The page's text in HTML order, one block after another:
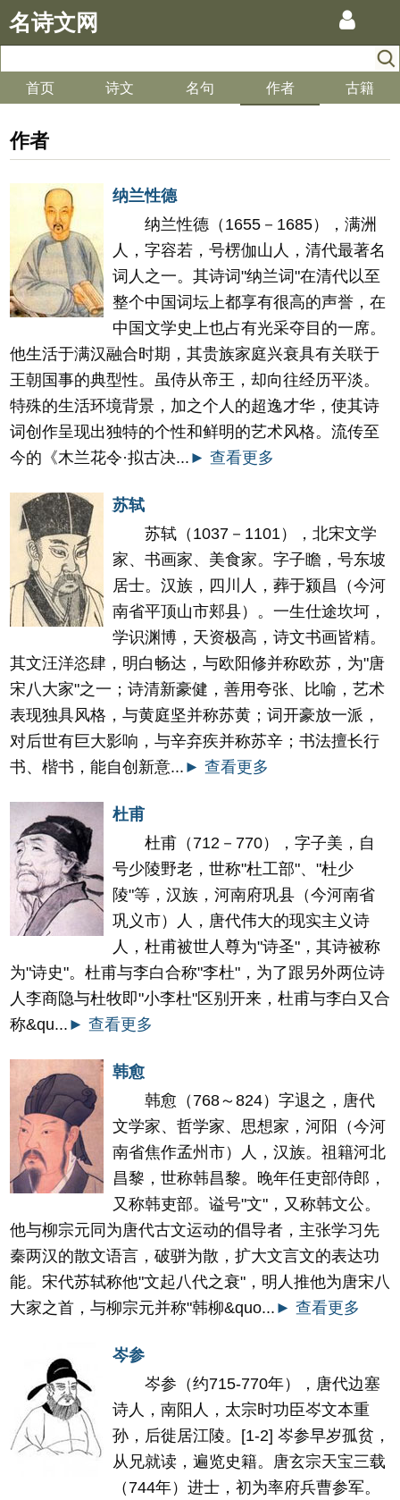
名诗文网
首页 诗文 名句 作者 古籍
作者
纳兰性德
纳兰性德（1655－1685），满洲
人，字容若，号楞伽山人，清代最著名
词人之一。其诗词"纳兰词"在清代以至
整个中国词坛上都享有很高的声誉，在
中国文学史上也占有光采夺目的一席。
他生活于满汉融合时期，其贵族家庭兴衰具有关联于
王朝国事的典型性。虽侍从帝王，却向往经历平淡。
特殊的生活环境背景，加之个人的超逸才华，使其诗
词创作呈现出独特的个性和鲜明的艺术风格。流传至
今的《木兰花令·拟古决... ► 查看更多
苏轼
苏轼（1037－1101），北宋文学
家、书画家、美食家。字子瞻，号东坡
居士。汉族，四川人，葬于颍昌（今河
南省平顶山市郏县）。一生仕途坎坷，
学识渊博，天资极高，诗文书画皆精。
其文汪洋恣肆，明白畅达，与欧阳修并称欧苏，为"唐
宋八大家"之一；诗清新豪健，善用夸张、比喻，艺术
表现独具风格，与黄庭坚并称苏黄；词开豪放一派，
对后世有巨大影响，与辛弃疾并称苏辛；书法擅长行
书、楷书，能自创新意... ► 查看更多
杜甫
杜甫（712－770），字子美，自
号少陵野老，世称"杜工部"、"杜少
陵"等，汉族，河南府巩县（今河南省
巩义市）人，唐代伟大的现实主义诗
人，杜甫被世人尊为"诗圣"，其诗被称
为"诗史"。杜甫与李白合称"李杜"，为了跟另外两位诗
人李商隐与杜牧即"小李杜"区别开来，杜甫与李白又合
称&qu... ► 查看更多
韩愈
韩愈（768～824）字退之，唐代
文学家、哲学家、思想家，河阳（今河
南省焦作孟州市）人，汉族。祖籍河北
昌黎，世称韩昌黎。晚年任吏部侍郎，
又称韩吏部。谥号"文"，又称韩文公。
他与柳宗元同为唐代古文运动的倡导者，主张学习先
秦两汉的散文语言，破骈为散，扩大文言文的表达功
能。宋代苏轼称他"文起八代之衰"，明人推他为唐宋八
大家之首，与柳宗元并称"韩柳&quo... ► 查看更多
岑参
岑参（约715-770年），唐代边塞
诗人，南阳人，太宗时功臣岑文本重
孙，后徙居江陵。[1-2] 岑参早岁孤贫，
从兄就读，遍览史籍。唐玄宗天宝三载
（744年）进士，初为率府兵曹参军。